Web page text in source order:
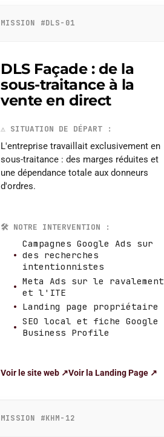
MISSION #DLS-01
DLS Façade : de la
sous-traitance à la
vente en direct
⚠️ SITUATION DE DÉPART :
L'entreprise travaillait exclusivement en
sous-traitance : des marges réduites et
une dépendance totale aux donneurs
d'ordres.
🛠️ NOTRE INTERVENTION :
Campagnes Google Ads sur
des recherches
intentionnistes
Meta Ads sur le ravalement
et l'ITE
Landing page propriétaire
SEO local et fiche Google
Business Profile
Voir le site web ↗Voir la Landing Page ↗
MISSION #KHM-12